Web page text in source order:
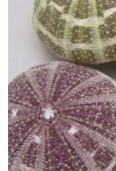
hvězdiček.